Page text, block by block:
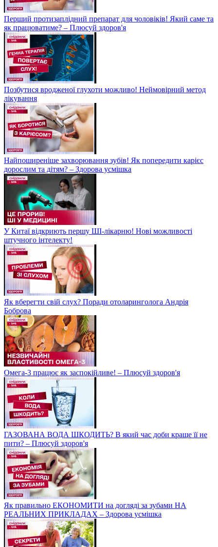
Перший протизаплідний препарат для чоловіків! Який саме та
як працюватиме? – Плюсуй здоров'я
Позбутися вродженої глухоти можливо! Неймовірний метод
лікування
Найпоширеніше захворювання зубів! Як попередити карієс
дорослим та дітям? – Здорова усмішка
У Китаї відкриють першу ШІ-лікарню! Нові можливості
штучного інтелекту!
Як вберегти свій слух? Поради отоларинголога Андрія
Боброва
Омега-3 працює як заспокійливе! – Плюсуй здоров'я
ГАЗОВАНА ВОДА ШКОДИТЬ? В який час доби краще її не
пити? – Плюсуй здоров'я
Як правильно ЕКОНОМИТИ на догляді за зубами НА
РЕАЛЬНИХ ПРИКЛАДАХ – Здорова усмішка